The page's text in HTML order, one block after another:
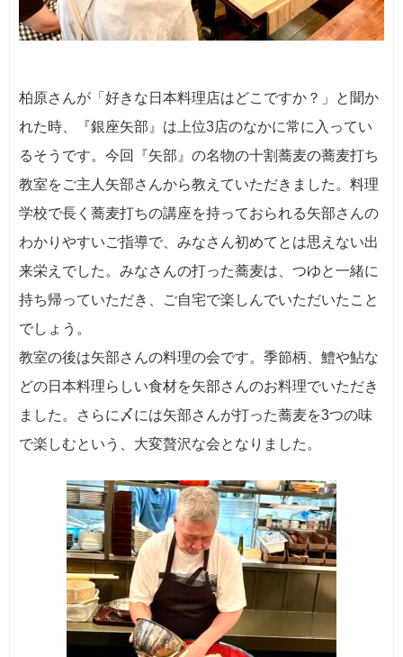
柏原さんが「好きな日本料理店はどこですか？」と聞か
れた時、『銀座矢部』は上位3店のなかに常に入ってい
るそうです。今回『矢部』の名物の十割蕎麦の蕎麦打ち
教室をご主人矢部さんから教えていただきました。料理
学校で長く蕎麦打ちの講座を持っておられる矢部さんの
わかりやすいご指導で、みなさん初めてとは思えない出
来栄えでした。みなさんの打った蕎麦は、つゆと一緒に
持ち帰っていただき、ご自宅で楽しんでいただいたこと
でしょう。
教室の後は矢部さんの料理の会です。季節柄、鱧や鮎な
どの日本料理らしい食材を矢部さんのお料理でいただき
ました。さらに〆には矢部さんが打った蕎麦を3つの味
で楽しむという、大変贅沢な会となりました。